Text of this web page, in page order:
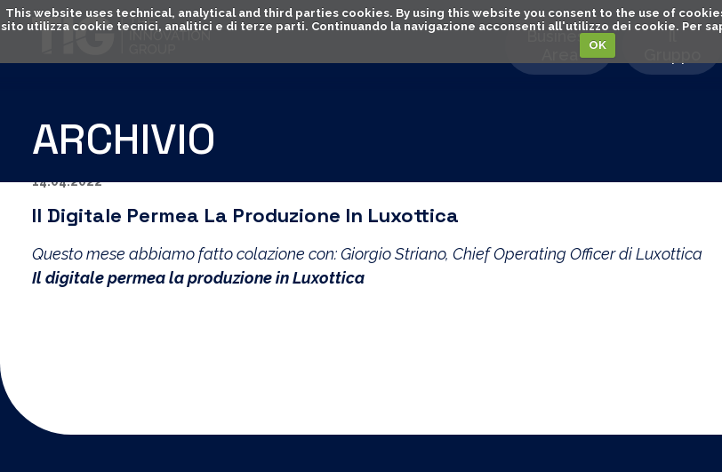
This website uses technical, analytical and third parties cookies. By using this website you consent to the use of
sito utilizza cookie tecnici, analitici e di terze parti. Continuando la navigazione acconsenti all'utilizzo dei cookie. Per
OK
Business
Il
ARCHIVIO
14.04.2022
Il Digitale Permea La Produzione In Luxottica
Questo mese abbiamo fatto colazione con: Giorgio Striano, Chief Operating Officer di Luxottica
Il digitale permea la produzione in Luxottica